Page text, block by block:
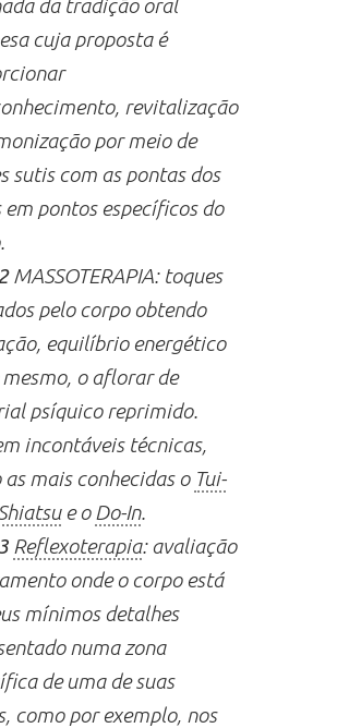
da tradição oral
cuja proposta é
revitalização
por meio de
sutis com as pontas dos
em pontos específicos do
MASSOTERAPIA: toques
pelo corpo obtendo
equilíbrio energético
mesmo, o aflorar de
psíquico reprimido.
incontáveis técnicas,
as mais conhecidas o Tui-
e oDo-In.
Reflexoterapia: avaliação
onde o corpo está
mínimos detalhes
numa zona
de uma de suas
como por exemplo, nos